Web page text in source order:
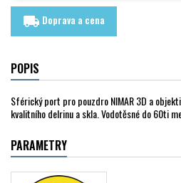
local_shipping Doprava a cena
POPIS
Sférický port pro pouzdro NIMAR 3D a
kvalitního delrinu a skla. Vodotěsné do 60ti
PARAMETRY